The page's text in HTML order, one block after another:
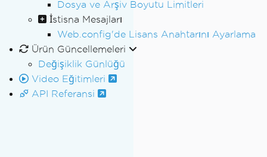
Dosya ve Arşiv Boyutu Limitleri
İstisna Mesajları
Web.config'de Lisans Anahtarını Ayarlama
Ürün Güncellemeleri
Değişiklik Günlüğü
Video Eğitimleri
API Referansi